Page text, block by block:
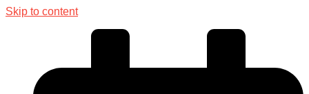
Skip to content